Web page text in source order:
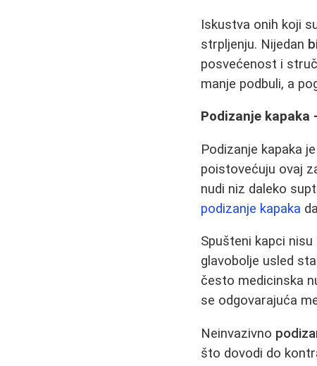
Iskustva onih koji
strpljenju. Nijedan
posvećenost i
manje podbuli, a
Podizanje kapaka
Podizanje kapaka
poistovećuju ovaj
nudi niz daleko
podizanje kapaka
Spušteni kapci
glavobolje usled
često medicinska
se odgovarajuća
Neinvazivno
što dovodi do